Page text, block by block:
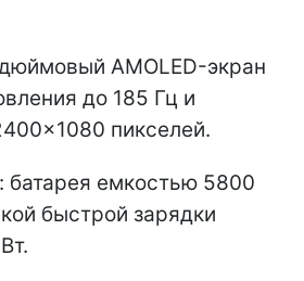
AMOLED-экран
до 185 Гц и
пикселей.
: батарея емкостью 5800
быстрой зарядки